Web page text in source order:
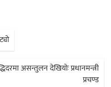
असन्तुलन देखियोः प्रधानमन्त्री
प्रचण्ड